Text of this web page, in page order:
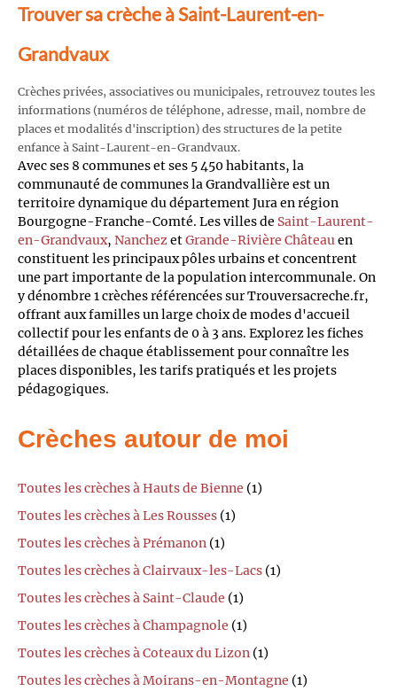
Trouver sa crèche à Saint-Laurent-en-
Grandvaux
Crèches privées, associatives ou municipales, retrouvez toutes les
informations (numéros de téléphone, adresse, mail, nombre de
places et modalités d'inscription) des structures de la petite
enfance à Saint-Laurent-en-Grandvaux.
Avec ses 8 communes et ses 5 450 habitants, la
communauté de communes la Grandvallière est un
territoire dynamique du département Jura en région
Bourgogne-Franche-Comté. Les villes de Saint-Laurent-
en-Grandvaux, NanchezetGrande-Rivière Châteauen
constituent les principaux pôles urbains et concentrent
une part importante de la population intercommunale. On
y dénombre 1 crèches référencées sur Trouversacreche.fr,
offrant aux familles un large choix de modes d'accueil
collectif pour les enfants de 0 à 3 ans. Explorez les fiches
détaillées de chaque établissement pour connaître les
places disponibles, les tarifs pratiqués et les projets
pédagogiques.
Crèches autour de moi
Toutes les crèches à Hauts de Bienne (1)
Toutes les crèches à Les Rousses (1)
Toutes les crèches à Prémanon (1)
Toutes les crèches à Clairvaux-les-Lacs (1)
Toutes les crèches à Saint-Claude (1)
Toutes les crèches à Champagnole (1)
Toutes les crèches à Coteaux du Lizon (1)
Toutes les crèches à Moirans-en-Montagne (1)